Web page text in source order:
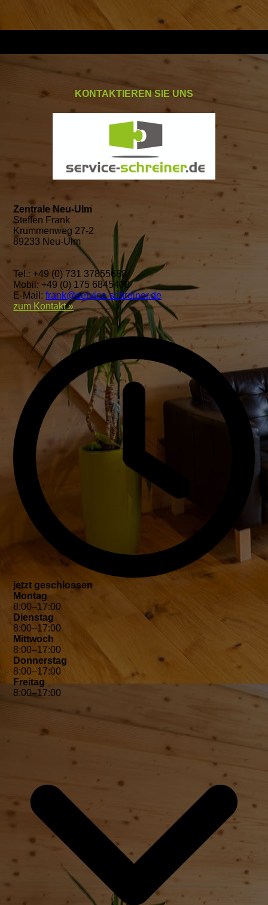
KONTAKTIEREN SIE UNS
Zentrale Neu-Ulm
Steffen Frank
Krummenweg 27-2
89233 Neu-Ulm
Tel.: +49 (0) 731 37855688
Mobil: +49 (0) 175 6845400
E-Mail:frank@service-schreiner.de
zum Kontakt »
jetzt geschlossen
Montag
8:00–17:00
Dienstag
8:00–17:00
Mittwoch
8:00–17:00
Donnerstag
8:00–17:00
Freitag
8:00–17:00